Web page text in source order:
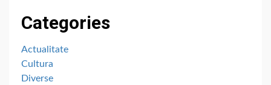
Categories
Actualitate
Cultura
Diverse